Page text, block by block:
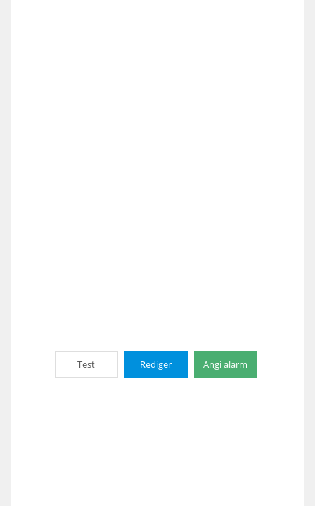
Test Rediger Angi alarm